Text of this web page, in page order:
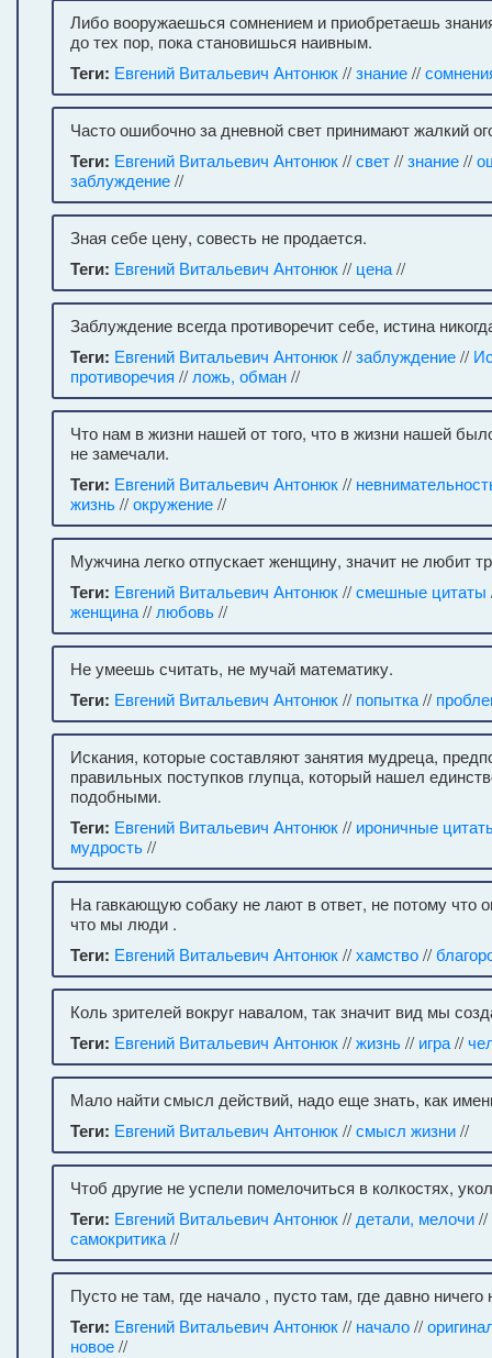
Либо вооружаешься сомнением и приобретаешь
до тех пор, пока становишься наивным.
Теги: Евгений Витальевич Антонюк//знание//
Часто ошибочно за дневной свет принимают жалкий
Теги: Евгений Витальевич Антонюк//свет//знание//
заблуждение//
Зная себе цену, совесть не продается.
Теги: Евгений Витальевич Антонюк// цена//
Заблуждение всегда противоречит себе, истина
Теги: Евгений Витальевич Антонюк//заблуждение//
противоречия // ложь, обман//
Что нам в жизни нашей от того, что в жизни нашей
не замечали.
Теги: Евгений Витальевич Антонюк//
жизнь//окружение//
Мужчина легко отпускает женщину, значит не любит
Теги: Евгений Витальевич Антонюк//смешные цитаты
женщина// любовь//
Не умеешь считать, не мучай математику.
Теги: Евгений Витальевич Антонюк// попытка//
Искания, которые составляют занятия мудреца,
правильных поступков глупца, который нашел
подобными.
Теги: Евгений Витальевич Антонюк// ироничные
мудрость//
На гавкающую собаку не лают в ответ, не потому что
что мы люди .
Теги: Евгений Витальевич Антонюк//хамство//
Коль зрителей вокруг навалом, так значит вид мы
Теги: Евгений Витальевич Антонюк//жизнь// игра//
Мало найти смысл действий, надо еще знать, как
Теги: Евгений Витальевич Антонюк//смысл жизни//
Чтоб другие не успели помелочиться в колкостях,
Теги: Евгений Витальевич Антонюк// детали, мелочи//
самокритика//
Пусто не там, где начало , пусто там, где давно
Теги: Евгений Витальевич Антонюк// начало//
новое//